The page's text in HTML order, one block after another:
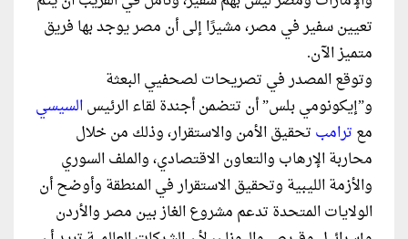
تعيين سفير في مصر، مشيرًا إلى أن مصر يوجد بها فريق
متميز الآن.
وتوقع المصدر في تصريحات لصحفيي البعثة
و”إيكونومي بلس” أن تتضمن أجندة لقاء الرئيسالسيسي
مع ترامب تحقيق الأمن والاستقرار، وذلك من خلال
محاربة الإرهاب والتعاون الاقتصادي، والملف السوري
والأزمة الليبية وتحقيق الاستقرار في المنطقة وأوضح أن
الولايات المتحدة تدعم مشروع الغاز بين مصر والأردن